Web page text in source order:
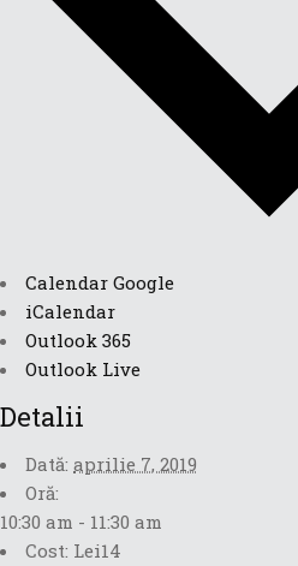
Calendar Google
iCalendar
Outlook 365
Outlook Live
Detalii
Dată: aprilie 7, 2019
Oră:
10:30 am - 11:30 am
Cost: Lei14